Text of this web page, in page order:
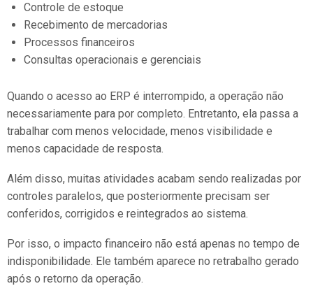
Controle de estoque
Recebimento de mercadorias
Processos financeiros
Consultas operacionais e gerenciais
Quando o acesso ao ERP é interrompido, a operação não
necessariamente para por completo. Entretanto, ela passa a
trabalhar com menos velocidade, menos visibilidade e
menos capacidade de resposta.
Além disso, muitas atividades acabam sendo realizadas por
controles paralelos, que posteriormente precisam ser
conferidos, corrigidos e reintegrados ao sistema.
Por isso, o impacto financeiro não está apenas no tempo de
indisponibilidade. Ele também aparece no retrabalho gerado
após o retorno da operação.